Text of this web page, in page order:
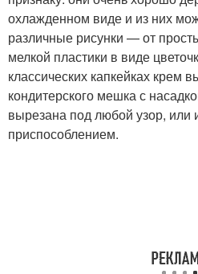
охлажденном виде и из них
различные рисунки — от
мелкой пластики в виде
классических капкейках крем
кондитерского мешка с
вырезана под любой узор,
приспособлением.